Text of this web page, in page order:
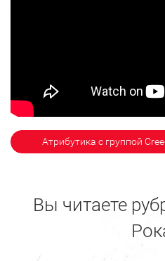
Атрибутика с группой
Вы читаете